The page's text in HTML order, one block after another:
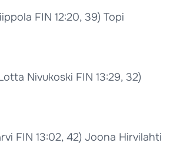
FIN 12:20, 39) Topi
Nivukoski FIN 13:29, 32)
FIN 13:02, 42) Joona Hirvilahti